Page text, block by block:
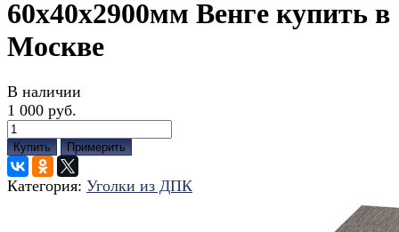
60x40x2900мм Венге купить в
Москве
В наличии
1 000 руб.
Купить Примерить
Категория: Уголки из ДПК